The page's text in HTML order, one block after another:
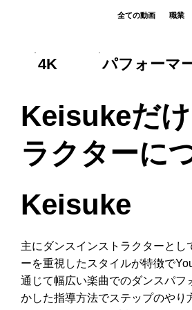
全ての動画 職業
4K パフォーマ
Keisuke
主にダンスインストラクターと
ーを重視したスタイルが特徴で
通じて幅広い楽曲でのダンスパ
かした指導方法でステップのやり
Keisukeだ
ラクターに